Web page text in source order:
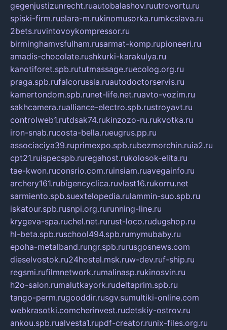
gegenjustizunrecht.ruautobalashov.ruutrovortu.ru
spiski-firm.ruelara-m.rukinomusorka.rumkcslava.ru
2bets.ruvintovoykompressor.ru
birminghamvsfulham.rusarmat-komp.rupioneeri.ru
amadis-chocolate.rushkurki-karakulya.ru
kanotiforet.spb.rututmassage.ruecolog.org.ru
praga.spb.rufalcorussia.ruautodoctorservis.ru
kamertondom.spb.runet-life.net.ruavto-vozim.ru
sakhcamera.rualliance-electro.spb.rustroyavt.ru
controlweb1.rutdsak74.rukinzozo-ru.rukvotka.ru
iron-snab.rucosta-bella.rueugrus.pp.ru
associaciya39.ruprimexpo.spb.rubezmorchin.ruia2.ru
cpt21.ruispecspb.ruregahost.rukolosok-elita.ru
tae-kwon.ruconsrio.com.ruinsiam.ruavegainfo.ru
archery161.rubigencyclica.ruvlast16.rukorru.net
sarmiento.spb.suextelopedia.rulammin-suo.spb.ru
iskatour.spb.rusnpi.org.rurunning-line.ru
krygeva-spa.ruchel.net.rurust-loco.rudugshop.ru
hl-beta.spb.ruschool494.spb.rumymubaby.ru
epoha-metalband.rungr.spb.rurusgosnews.com
dieselvostok.ru24hostel.msk.ruw-dev.ruf-ship.ru
regsmi.rufilmnetwork.rumalinasp.rukinosvin.ru
h2o-salon.rumalutkayork.rudeltaprim.spb.ru
tango-perm.rugooddir.rusgv.sumultiki-online.com
webkrasotki.comcherinvest.rudetskiy-ostrov.ru
ankou.spb.rualvesta1.rupdf-creator.runix-files.org.ru